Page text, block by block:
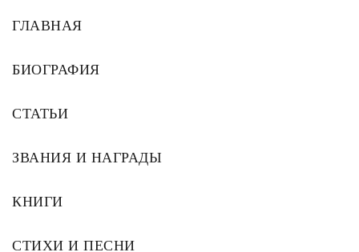
ГЛАВНАЯ
БИОГРАФИЯ
СТАТЬИ
ЗВАНИЯ И НАГРАДЫ
КНИГИ
СТИХИ И ПЕСНИ